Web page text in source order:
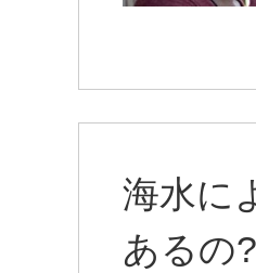
海水に
あるの